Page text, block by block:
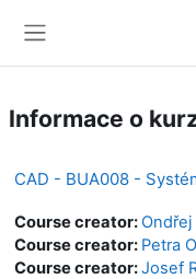
Informace o
CAD - BUA008 -
Course creator:Ondřej
Course creator: Petra
Course creator:Josef